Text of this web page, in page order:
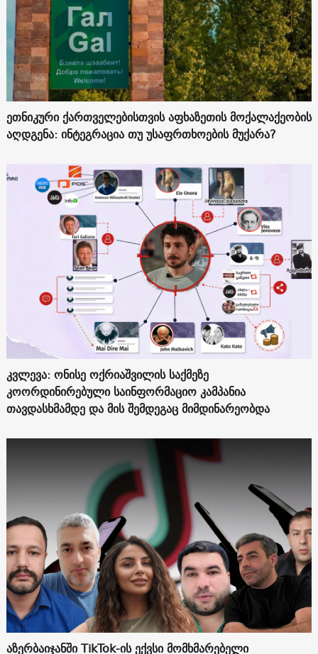
ეთნიკური ქართველებისთვის აფხაზეთის მოქალაქეობის
აღდგენა: ინტეგრაცია თუ უსაფრთხოების მუქარა?
კვლევა: ონისე ოქრიაშვილის საქმეზე
კოორდინირებული საინფორმაციო კამპანია
თავდასხმამდე და მის შემდეგაც მიმდინარეობდა
აზერბაიჯანში TikTok-ის ექვსი მომხმარებელი